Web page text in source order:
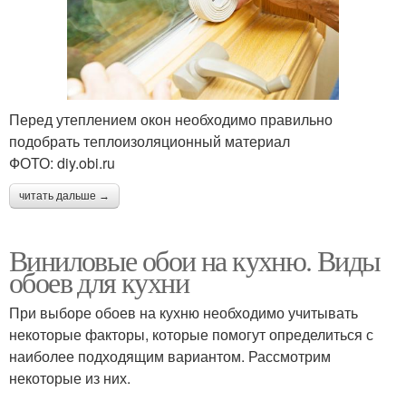
Перед утеплением окон необходимо правильно
подобрать теплоизоляционный материал
ФОТО: diy.obi.ru
читать дальше →
Виниловые обои на кухню. Виды
обоев для кухни
При выборе обоев на кухню необходимо учитывать
некоторые факторы, которые помогут определиться с
наиболее подходящим вариантом. Рассмотрим
некоторые из них.